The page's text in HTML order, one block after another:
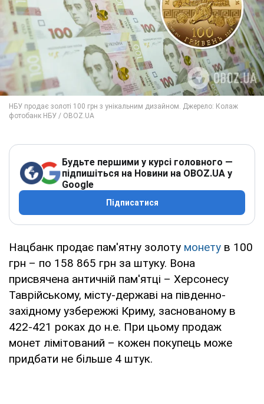
Будьте першими у курсі головного —
підпишіться на Новини на OBOZ.UA у
Google
Підписатися
Нацбанк продає пам'ятну золоту монету в 100
грн – по 158 865 грн за штуку. Вона
присвячена античній пам'ятці – Херсонесу
Таврійському, місту-державі на південно-
західному узбережжі Криму, заснованому в
422-421 роках до н.е. При цьому продаж
монет лімітований – кожен покупець може
придбати не більше 4 штук.